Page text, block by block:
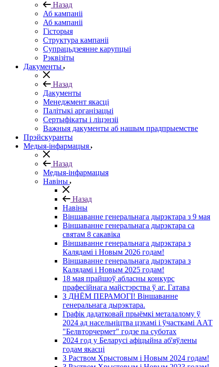
Назад
Аб кампаніі
Аб кампаніі
Гісторыя
Структура кампаніі
Супрацьдзеянне карупцыі
Рэквізіты
Дакументы
Назад
Дакументы
Менеджмент якасці
Палітыкі арганізацыі
Сертыфікаты і ліцэнзіі
Важныя дакументы аб нашым прадпрыемстве
Прэйскуранты
Медыя-інфармацыя
Назад
Медыя-інфармацыя
Навіны
Назад
Навіны
Віншаванне генеральнага дырэктара з 9 мая
Віншаванне генеральнага дырэктара са
святам 8 сакавіка
Віншаванне генеральнага дырэктара з
Калядамі і Новым 2026 годам!
Віншаванне генеральнага дырэктара з
Калядамі і Новым 2025 годам!
18 мая прайшоў абласны конкурс
прафесійнага майстэрства ў аг. Гатава
З ДНЁМ ПЕРАМОГІ! Віншаванне
генеральнага дырэктара.
Графік дадатковай прыёмкі металалому ў
2024 ад насельніцтва цэхамі і ўчасткамі ААТ
"Белвторчермет" годзе па суботах
2024 год у Беларусі афіцыйна аб'яўлены
годам якасці
З Раством Хрыстовым і Новым 2024 годам!